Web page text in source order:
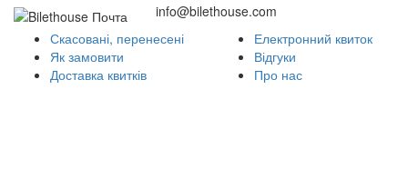
info@bilethouse.com
Скасовані, перенесені
Як замовити
Доставка квитків
Електронний квиток
Відгуки
Про нас